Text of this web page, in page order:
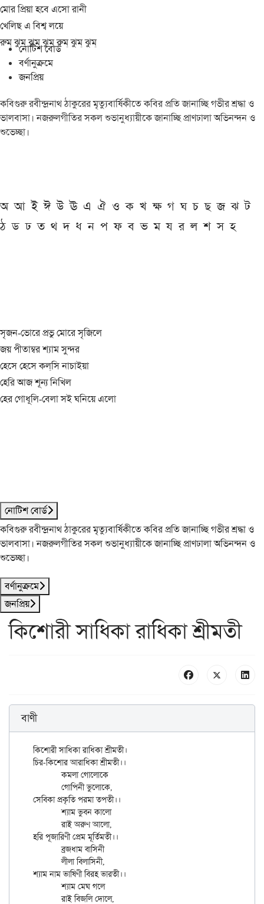
মোর প্রিয়া হবে এসো রানী
খেলিছ এ বিশ্ব লয়ে
রুম্ ঝুম্ ঝুম্ ঝুম্ রুম্ ঝুম্ ঝুম্
নোটিশ বোর্ড
বর্ণানুক্রমে
জনপ্রিয়
কবিগুরু রবীন্দ্রনাথ ঠাকুরের মৃত্যুবার্ষিকীতে কবির প্রতি জানাচ্ছি গভীর শ্রদ্ধা ও
ভালবাসা। নজরুলগীতির সকল শুভানুধ্যায়ীকে জানাচ্ছি প্রাণঢালা অভিনন্দন ও
শুভেচ্ছা।
অ আ ই ঈ উ ঊ এ ঐ ও ক খ ক্ষ গ ঘ চ ছ জ ঝ ট
ঠ ড ঢ ত থ দ ধ ন প ফ ব ভ ম য র ল শ স হ
সৃজন-ভোরে প্রভু মোরে সৃজিলে
জয় পীতাম্বর শ্যাম সুন্দর
হেসে হেসে কল্‌সি নাচাইয়া
হেরি আজ শূন্য নিখিল
হের গোধূলি-বেলা সই ঘনিয়ে এলো
নোটিশ বোর্ড
কবিগুরু রবীন্দ্রনাথ ঠাকুরের মৃত্যুবার্ষিকীতে কবির প্রতি জানাচ্ছি গভীর শ্রদ্ধা ও
ভালবাসা। নজরুলগীতির সকল শুভানুধ্যায়ীকে জানাচ্ছি প্রাণঢালা অভিনন্দন ও
শুভেচ্ছা।
বর্ণানুক্রমে
জনপ্রিয়
কিশোরী সাধিকা রাধিকা শ্রীমতী
বাণী
কিশোরী সাধিকা রাধিকা শ্রীমতী।
চির-কিশোর আরাধিকা শ্রীমতী।।
	কমলা গোলোকে
সেবিকা প্রকৃতি পরমা তপতী।।
	শ্যাম ভুবন কালো
	রাই অরুণ আলো,
হরি পূজারিণী প্রেম মূর্তিমতী।।
	ব্রজধাম বাসিনী
	লীলা বিলাসিনী,
শ্যাম নাম ভাষিণী বিরহ ভারতী।।
	শ্যাম মেঘ গলে
	রাই বিজলি দোলে,